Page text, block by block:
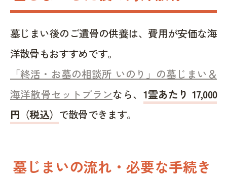
墓じまい後のご遺骨の供養は、費用が安価な海
洋散骨もおすすめです。
「終活・お墓の相談所 いのり」の墓じまい＆
海洋散骨セットプランなら、 1霊あたり 17,000
円（税込） で散骨できます。
墓じまいの流れ・必要な手続き